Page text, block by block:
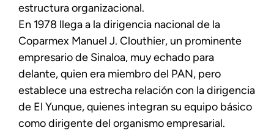
estructura organizacional.
En 1978 llega a la dirigencia nacional de la
Coparmex Manuel J. Clouthier, un prominente
empresario de Sinaloa, muy echado para
delante, quien era miembro del PAN, pero
establece una estrecha relación con la dirigencia
de El Yunque, quienes integran su equipo básico
como dirigente del organismo empresarial.